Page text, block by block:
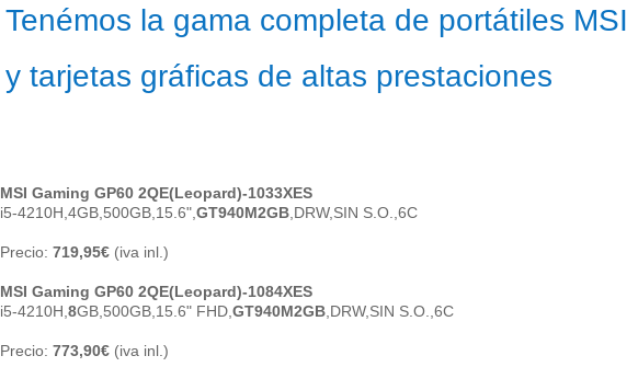
Tenémos la gama completa de portátiles MSI
y tarjetas gráficas de altas prestaciones
MSI Gaming GP60 2QE(Leopard)-1033XES
i5-4210H,4GB,500GB,15.6", GT940M2GB,DRW,SIN S.O.,6C
Precio: 719,95€(iva inl.)
MSI Gaming GP60 2QE(Leopard)-1084XES
i5-4210H, 8GB,500GB,15.6" FHD, GT940M2GB,DRW,SIN S.O.,6C
Precio: 773,90€(iva inl.)